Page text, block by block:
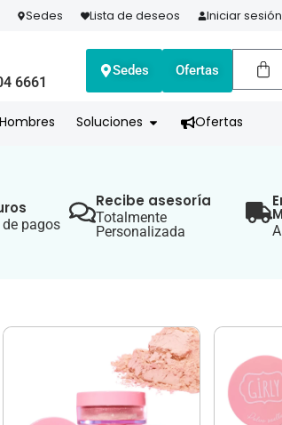
Sedes Lista de deseos Iniciar sesión
6661
Sedes Ofertas
Hombres Soluciones Ofertas
pagos
Recibe asesoría
Totalmente
Personalizada